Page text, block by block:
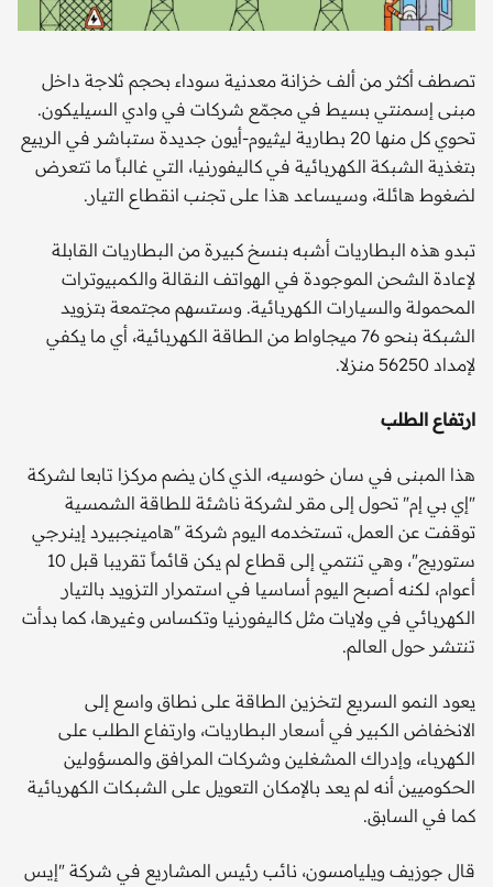
تصطف أكثر من ألف خزانة معدنية سوداء بحجم ثلاجة داخل
مبنى إسمنتي بسيط في مجمّع شركات في وادي السيليكون.
تحوي كل منها 20 بطارية ليثيوم-أيون جديدة ستباشر في الربيع
بتغذية الشبكة الكهربائية في كاليفورنيا، التي غالباً ما تتعرض
لضغوط هائلة، وسيساعد هذا على تجنب انقطاع التيار.
تبدو هذه البطاريات أشبه بنسخ كبيرة من البطاريات القابلة
لإعادة الشحن الموجودة في الهواتف النقالة والكمبيوترات
المحمولة والسيارات الكهربائية. وستسهم مجتمعة بتزويد
الشبكة بنحو 76 ميجاواط من الطاقة الكهربائية، أي ما يكفي
لإمداد 56250 منزلا.
ارتفاع الطلب
هذا المبنى في سان خوسيه، الذي كان يضم مركزا تابعا لشركة
"إي بي إم" تحول إلى مقر لشركة ناشئة للطاقة الشمسية
توقفت عن العمل، تستخدمه اليوم شركة "هامينجبيرد إينرجي
ستوريج"، وهي تنتمي إلى قطاع لم يكن قائماً تقريبا قبل 10
أعوام، لكنه أصبح اليوم أساسيا في استمرار التزويد بالتيار
الكهربائي في ولايات مثل كاليفورنيا وتكساس وغيرها، كما بدأت
تنتشر حول العالم.
يعود النمو السريع لتخزين الطاقة على نطاق واسع إلى
الانخفاض الكبير في أسعار البطاريات، وارتفاع الطلب على
الكهرباء، وإدراك المشغلين وشركات المرافق والمسؤولين
الحكوميين أنه لم يعد بالإمكان التعويل على الشبكات الكهربائية
كما في السابق.
قال جوزيف ويليامسون، نائب رئيس المشاريع في شركة "إيس